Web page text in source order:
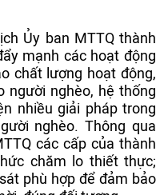
Ủy ban MTTQ thành
mạnh các hoạt động
chất lượng hoạt động,
người nghèo, hệ thống
nhiều giải pháp trong
nghèo. Thông qua
các cấp của thành
chăm lo thiết thực;
phù hợp để đảm bảo